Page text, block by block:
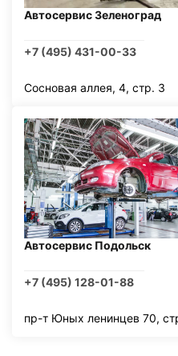
Автосервис Зеленоград
+7 (495) 431-00-33
Сосновая аллея, 4, стр. 3
Автосервис Подольск
+7 (495) 128-01-88
пр-т Юных ленинцев 70,